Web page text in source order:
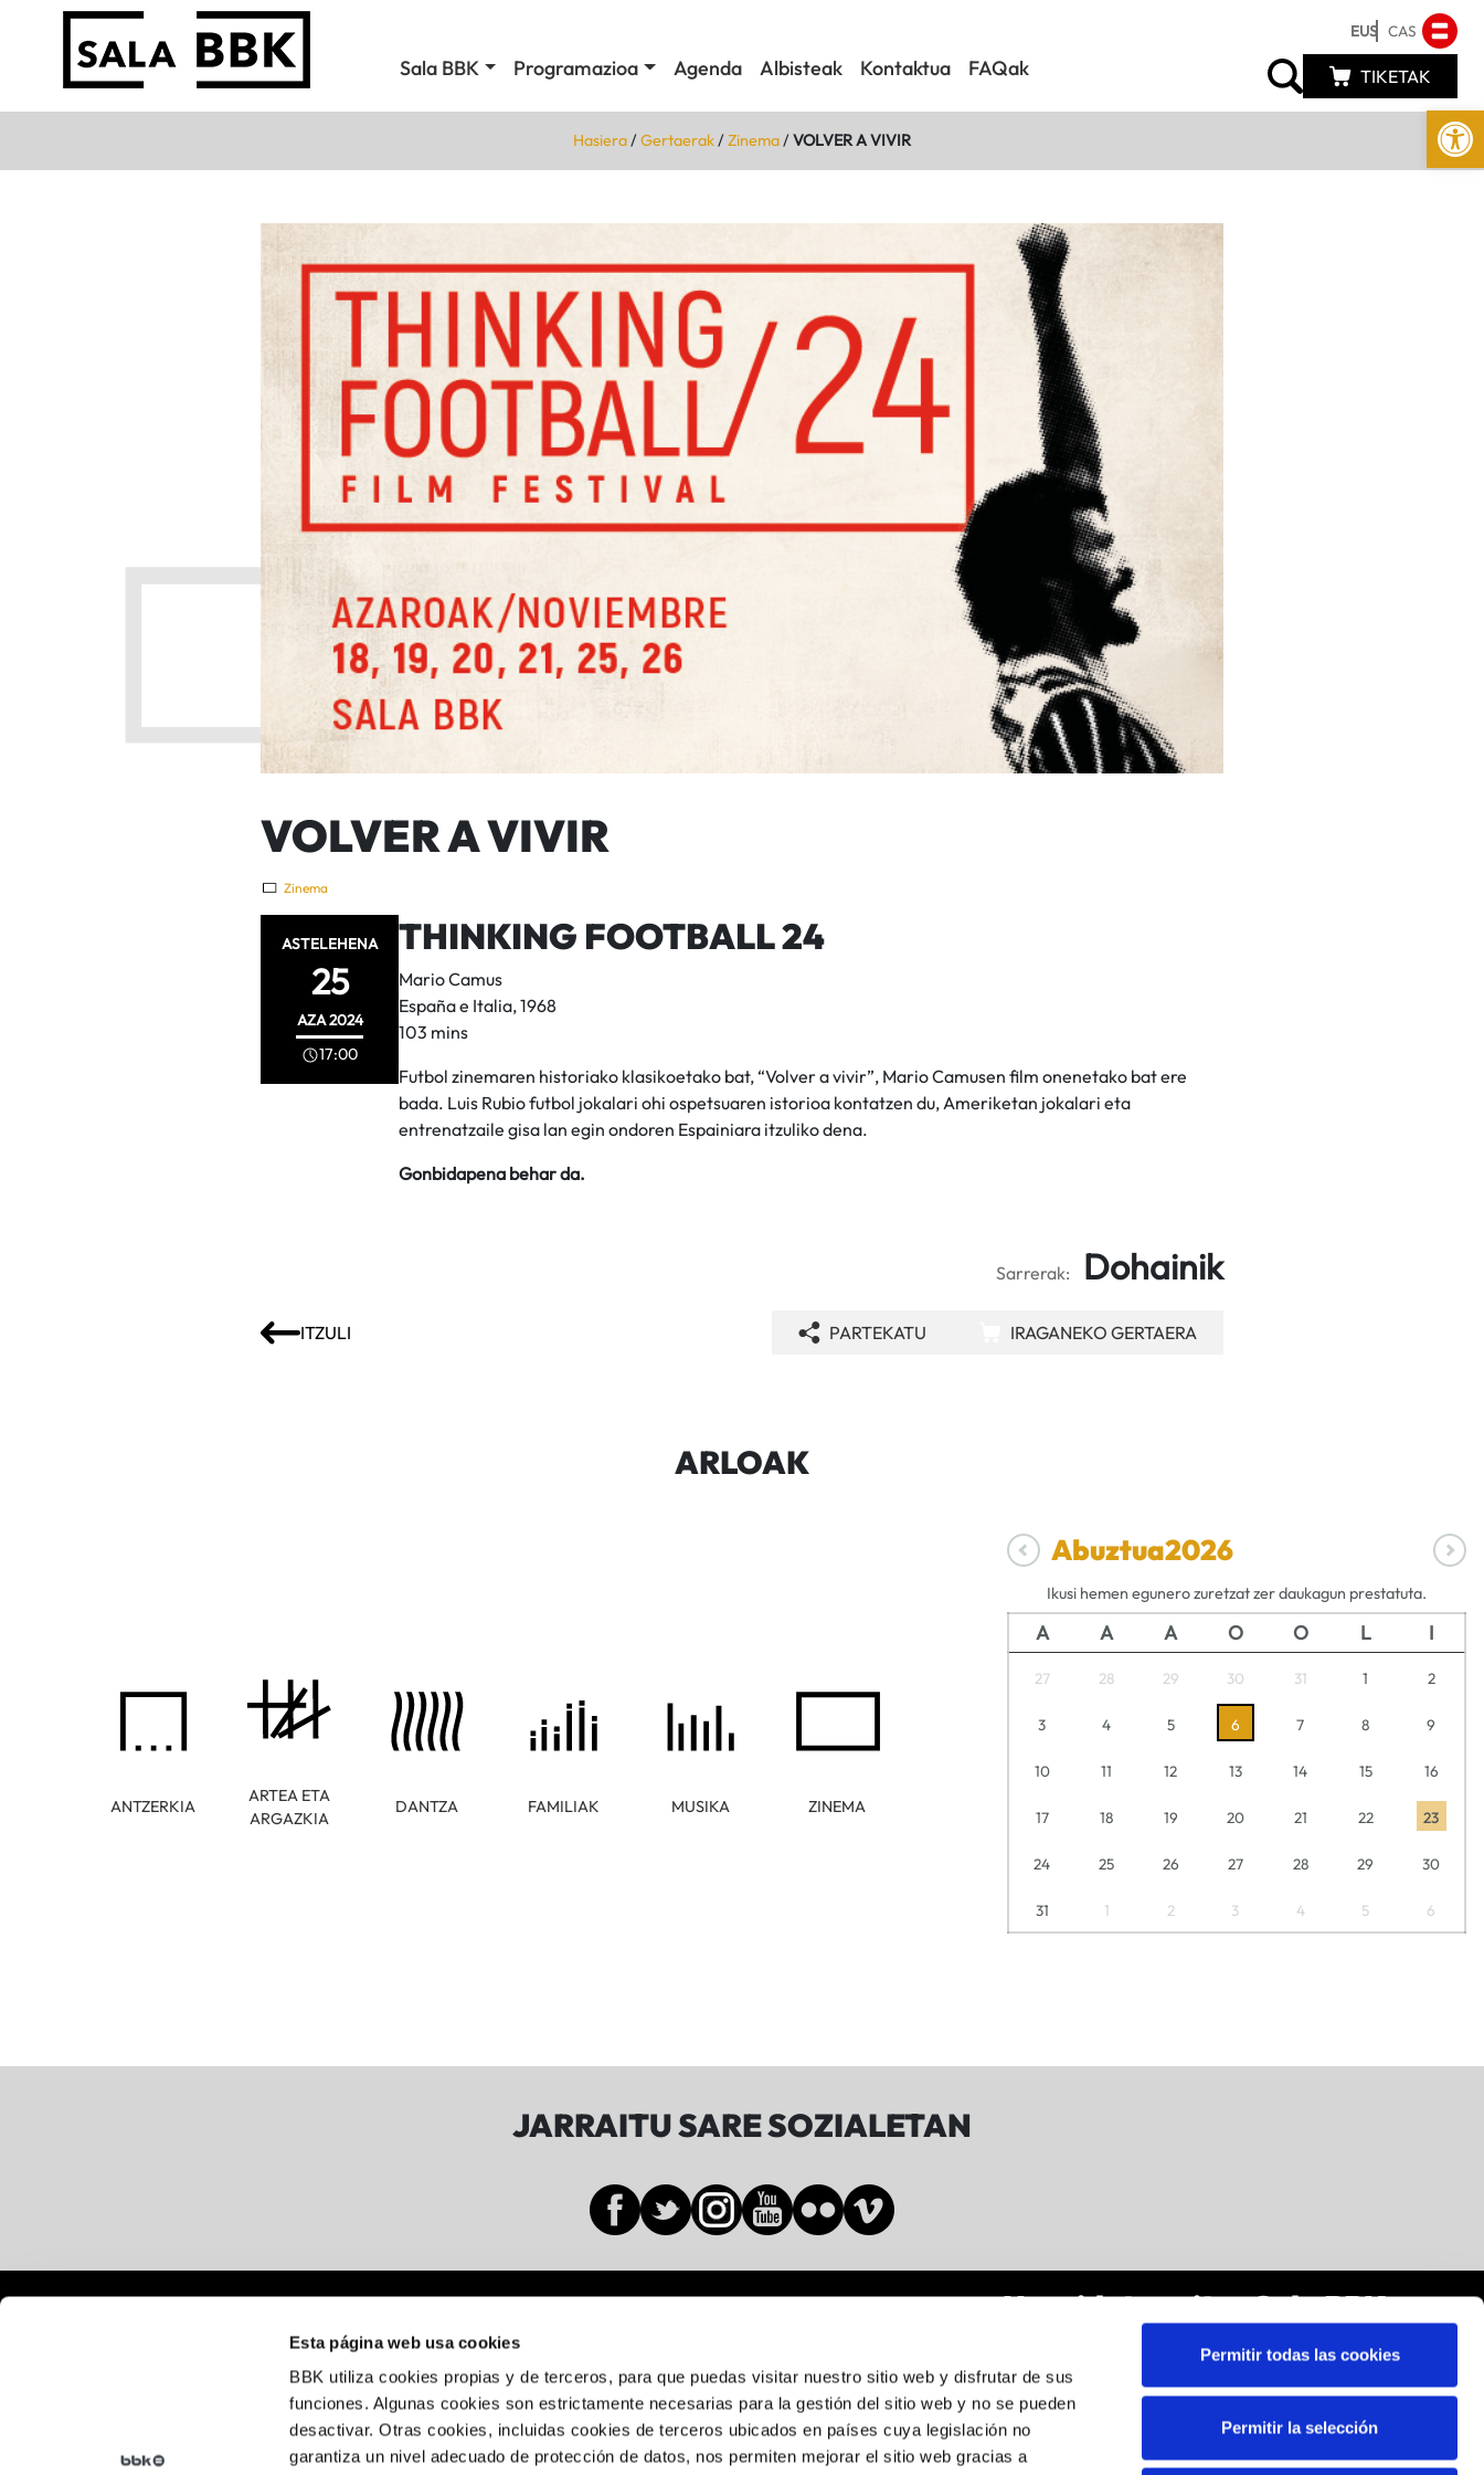
Esta página web usa cookies
BBK utiliza cookies propias y de terceros, para que puedas visitar nuestro sitio web y disfrutar de sus
funciones. Algunas cookies son estrictamente necesarias para la gestión del sitio web y no se pueden
desactivar. Otras cookies, incluidas cookies de terceros ubicados en países cuya legislación no
garantiza un nivel adecuado de protección de datos, nos permiten mejorar el sitio web gracias a
Permitir todas las cookies
Permitir la selección
Sala BBK Programazioa Agenda Albisteak Kontaktua FAQak
EUS CAS
TIKETAK
Hasiera/Gertaerak/Zinema/VOLVER A VIVIR
VOLVER A VIVIR
Zinema
ASTELEHENA
25
AZA2024
17:00
THINKING FOOTBALL 24
Mario Camus
España e Italia, 1968
103 mins
Futbol zinemaren historiako klasikoetako bat, “Volver a vivir”, Mario Camusen film onenetako bat ere
bada. Luis Rubio futbol jokalari ohi ospetsuaren istorioa kontatzen du, Ameriketan jokalari eta
entrenatzaile gisa lan egin ondoren Espainiara itzuliko dena.
Gonbidapena behar da.
Sarrerak: Dohainik
ITZULI PARTEKATU IRAGANEKO GERTAERA
ARLOAK
ANTZERKIA
ARTEA ETA
ARGAZKIA
DANTZA FAMILIAK MUSIKA ZINEMA
Abuztua2026
Ikusi hemen egunero zuretzat zer daukagun prestatuta.
A A A O O L I
27 28 29 30 31 1 2
3 4 5 6 7 8 9
10 11 12 13 14 15 16
17 18 19 20 21 22 23
24 25 26 27 28 29 30
31 1 2 3 4 5 6
JARRAITU SARE SOZIALETAN
Gran Vía de Don Diego López de Haro, 19-21
Abando, 48001 Bilbo, Bizkaia
944 05 88 24
Harpidetu zaitez Sala BBKren
Posta elektronikoa*
Harpidetza egitean, zure datu pertsonalak tratatzeko